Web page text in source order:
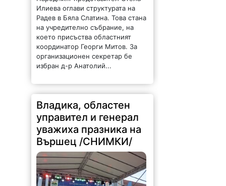
Илиева оглави структурата на
Радев в Бяла Слатина. Това стана
на учредително събрание, на
което присъства областният
координатор Георги Митов. За
организационен секретар бе
избран д-р Анатолий...
Владика, областен
управител и генерал
уважиха празника на
Вършец /СНИМКИ/